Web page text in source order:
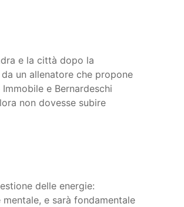
e la città dopo la
un allenatore che propone
e Bernardeschi
non dovesse subire
delle energie:
e sarà fondamentale